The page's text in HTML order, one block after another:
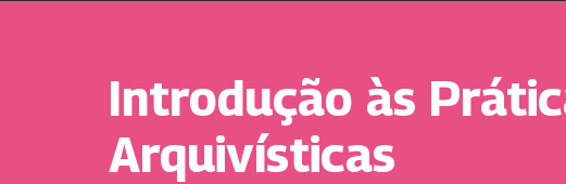
Introdução às
Arquivísticas